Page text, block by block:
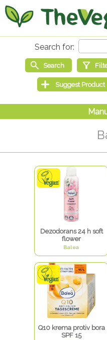
Dezodorans 24 h soft
flower
Balea
Q10 krema protiv bora
SPF 15